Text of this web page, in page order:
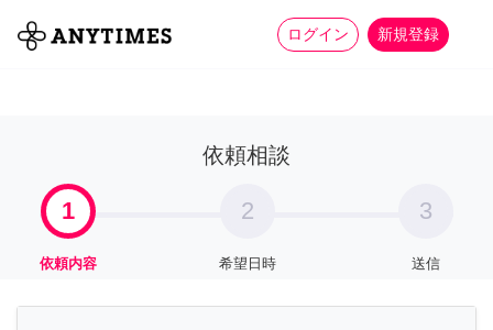
ログイン 新規登録
全て 家事 more_horiz
依頼相談
1
依頼内容
2
希望日時
3
送信